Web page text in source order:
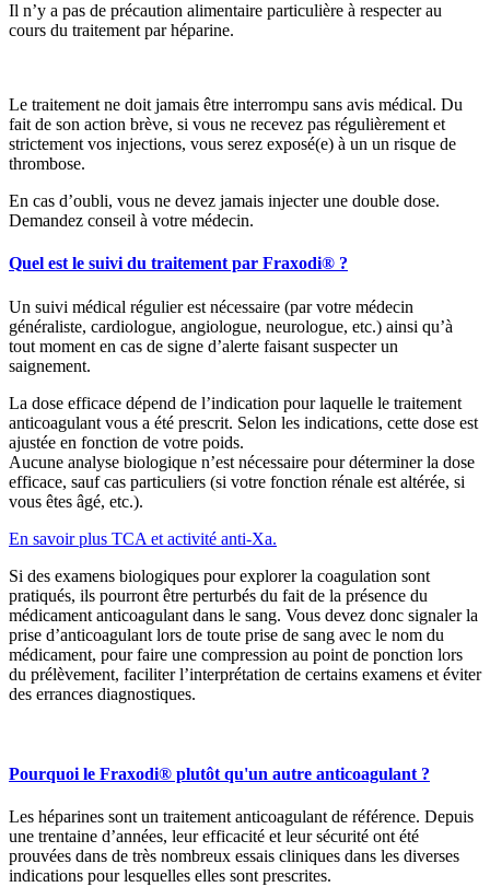
Il n’y a pas de précaution alimentaire particulière à respecter au
cours du traitement par héparine.
Le traitement ne doit jamais être interrompu sans avis médical. Du
fait de son action brève, si vous ne recevez pas régulièrement et
strictement vos injections, vous serez exposé(e) à un un risque de
thrombose.
En cas d’oubli, vous ne devez jamais injecter une double dose.
Demandez conseil à votre médecin.
Quel est le suivi du traitement par Fraxodi® ?
Un suivi médical régulier est nécessaire (par votre médecin
généraliste, cardiologue, angiologue, neurologue, etc.) ainsi qu’à
tout moment en cas de signe d’alerte faisant suspecter un
saignement.
La dose efficace dépend de l’indication pour laquelle le traitement
anticoagulant vous a été prescrit. Selon les indications, cette dose est
ajustée en fonction de votre poids.
Aucune analyse biologique n’est nécessaire pour déterminer la dose
efficace, sauf cas particuliers (si votre fonction rénale est altérée, si
vous êtes âgé, etc.).
En savoir plus TCA et activité anti-Xa.
Si des examens biologiques pour explorer la coagulation sont
pratiqués, ils pourront être perturbés du fait de la présence du
médicament anticoagulant dans le sang. Vous devez donc signaler la
prise d’anticoagulant lors de toute prise de sang avec le nom du
médicament, pour faire une compression au point de ponction lors
du prélèvement, faciliter l’interprétation de certains examens et éviter
des errances diagnostiques.
Pourquoi le Fraxodi® plutôt qu'un autre anticoagulant ?
Les héparines sont un traitement anticoagulant de référence. Depuis
une trentaine d’années, leur efficacité et leur sécurité ont été
prouvées dans de très nombreux essais cliniques dans les diverses
indications pour lesquelles elles sont prescrites.